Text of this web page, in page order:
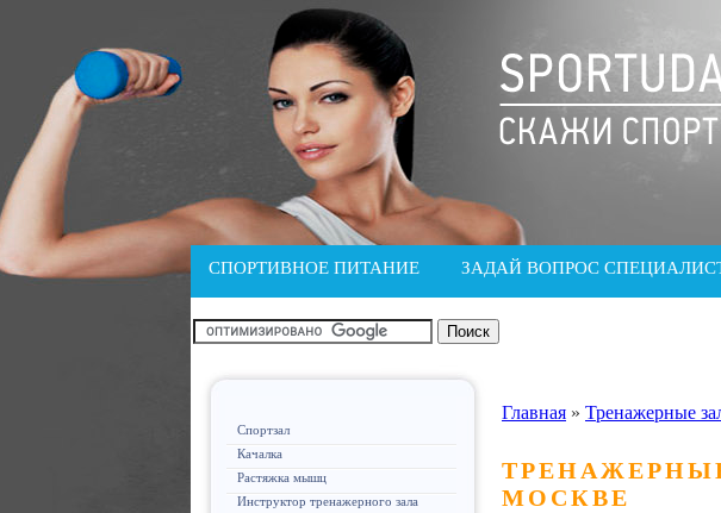
СПОРТИВНОЕ ПИТАНИЕ ЗАДАЙ ВОПРОС
Спортзал
Качалка
Растяжка мышц
Инструктор тренажерного зала
Главная » Тренажерные
МОСКВЕ